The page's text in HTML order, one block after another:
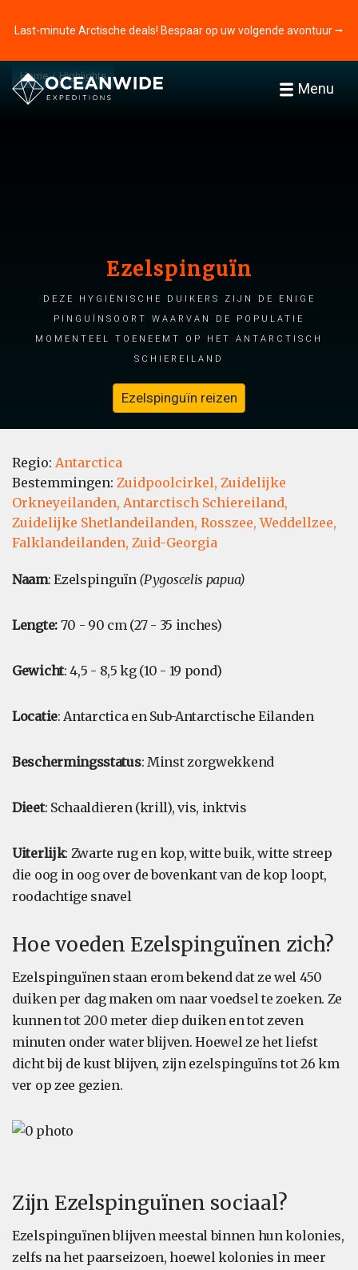
Last-minute Arctische deals! Bespaar op uw volgende avontuur ⭢
Menu
Home Highlights
Ezelspinguïn
Deze hygiënische duikers zijn de enige
pinguïnsoort waarvan de populatie
momenteel toeneemt op het Antarctisch
schiereiland
Ezelspinguïn reizen
Regio: Antarctica
Bestemmingen: Zuidpoolcirkel, Zuidelijke
Orkneyeilanden, Antarctisch Schiereiland,
Zuidelijke Shetlandeilanden, Rosszee, Weddellzee,
Falklandeilanden, Zuid-Georgia
Naam: Ezelspinguïn (Pygoscelis papua)
Lengte:70 - 90 cm (27 - 35 inches)
Gewicht: 4,5 - 8,5 kg (10 - 19 pond)
Locatie: Antarctica en Sub-Antarctische Eilanden
Beschermingsstatus: Minst zorgwekkend
Dieet: Schaaldieren (krill), vis, inktvis
Uiterlijk: Zwarte rug en kop, witte buik, witte streep
die oog in oog over de bovenkant van de kop loopt,
roodachtige snavel
Hoe voeden Ezelspinguïnen zich?
Ezelspinguïnen staan erom bekend dat ze wel 450
duiken per dag maken om naar voedsel te zoeken. Ze
kunnen tot 200 meter diep duiken en tot zeven
minuten onder water blijven. Hoewel ze het liefst
dicht bij de kust blijven, zijn ezelspinguïns tot 26 km
ver op zee gezien.
Zijn Ezelspinguïnen sociaal?
Ezelspinguïnen blijven meestal binnen hun kolonies,
zelfs na het paarseizoen, hoewel kolonies in meer